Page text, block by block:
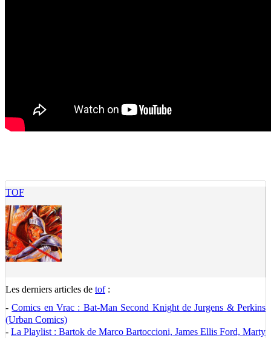
TOF
Les derniers articles de tof:
-Comics en Vrac : Bat-Man Second Knight de Jurgens & Perkins
(Urban Comics)
- La Playlist : Bartok de Marco Bartoccioni, James Ellis Ford, Marty